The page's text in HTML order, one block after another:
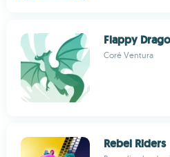
Flappy
Coré Ventura
Rebel Riders